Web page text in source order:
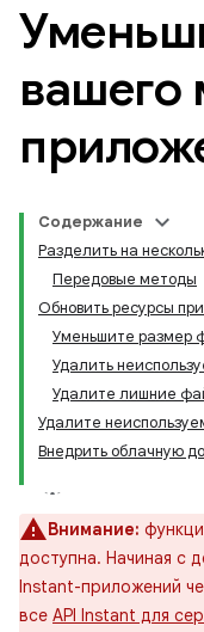
вашего
Содержание
Разделить на
Передовые методы
Обновить ресурсы
Уменьшите размер
Удалить
Удалите лишние
Удалите
Внедрить облачную
Внимание:
доступна. Начиная с
Instant-приложений
все API Instant для